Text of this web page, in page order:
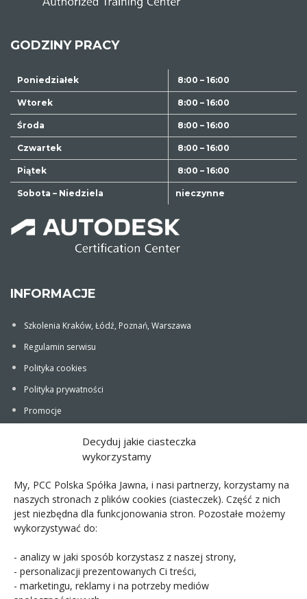
Decyduj jakie ciasteczka
wykorzystamy
My, PCC Polska Spółka Jawna, i nasi partnerzy, korzystamy na
naszych stronach z plików cookies (ciasteczek). Część z nich
jest niezbędna dla funkcjonowania stron. Pozostałe możemy
wykorzystywać do:
- analizy w jaki sposób korzystasz z naszej strony,
- personalizacji prezentowanych Ci treści,
- marketingu, reklamy i na potrzeby mediów
GODZINY PRACY
Poniedziałek 8:00 – 16:00
Wtorek 8:00 – 16:00
Środa 8:00 – 16:00
Czwartek 8:00 – 16:00
Piątek 8:00 – 16:00
Sobota – Niedziela nieczynne
INFORMACJE
Szkolenia Kraków, Łódź, Poznań, Warszawa
Regulamin serwisu
Polityka cookies
Polityka prywatności
Promocje
JAWNA
ul. Kościerzyńska 10, 51-